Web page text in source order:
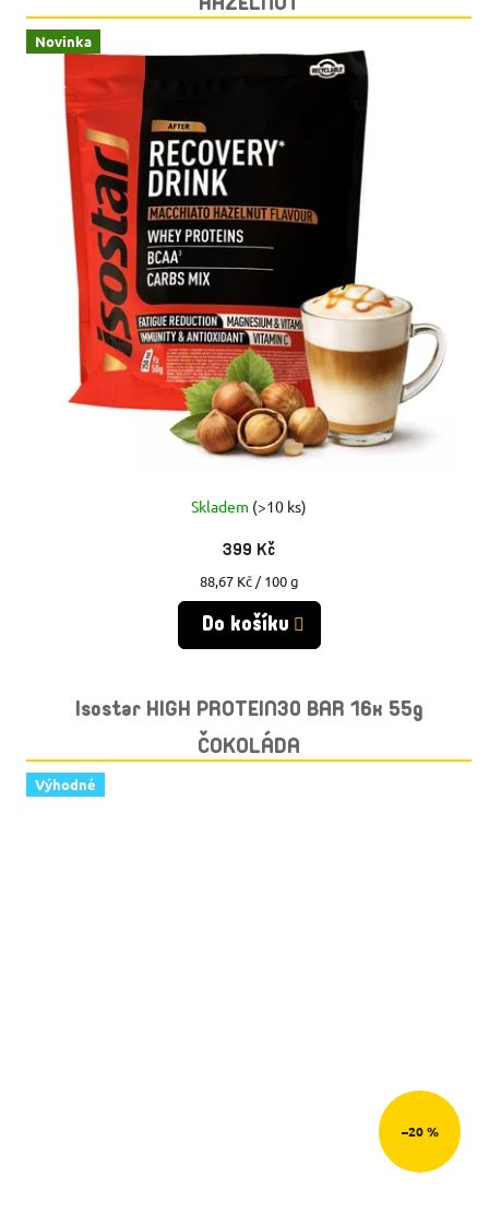
Novinka
Skladem (>10 ks)
399 Kč
Měrná
cena:
88,67 Kč / 100 g
Do košíku
Isostar HIGH PROTEIN30 BAR 16x 55g
ČOKOLÁDA
Výhodné
–20 %